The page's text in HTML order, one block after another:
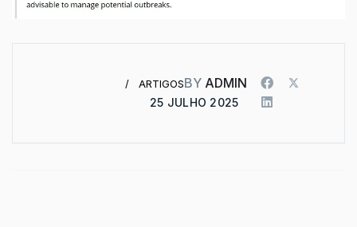
BY ADMIN
ARTIGOS
25 JULHO 2025